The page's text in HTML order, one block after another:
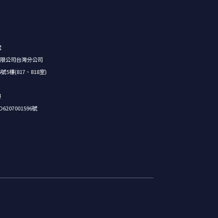
公司台灣分公司
5樓(817、818室)
號